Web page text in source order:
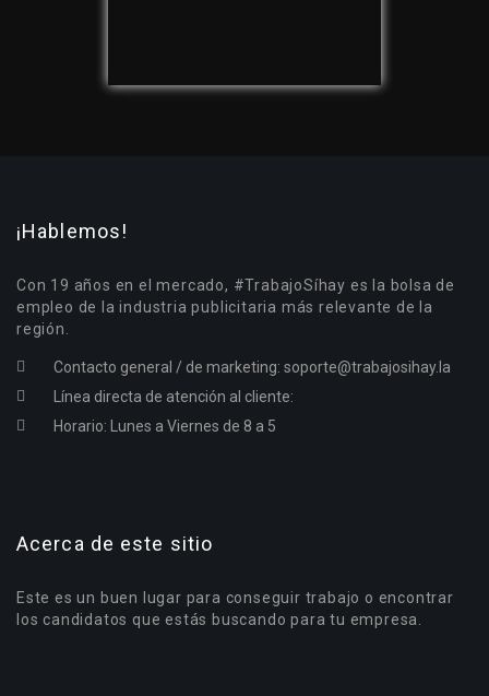
¡Hablemos!
Con 19 años en el mercado, #TrabajoSíhay es la bolsa de
empleo de la industria publicitaria más relevante de la
región.
Contacto general / de marketing: soporte@trabajosihay.la
Línea directa de atención al cliente:
Horario: Lunes a Viernes de 8 a 5
Acerca de este sitio
Este es un buen lugar para conseguir trabajo o encontrar
los candidatos que estás buscando para tu empresa.